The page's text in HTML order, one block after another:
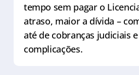
tempo sem pagar o
atraso, maior a dívida –
até de cobranças judiciais
complicações.